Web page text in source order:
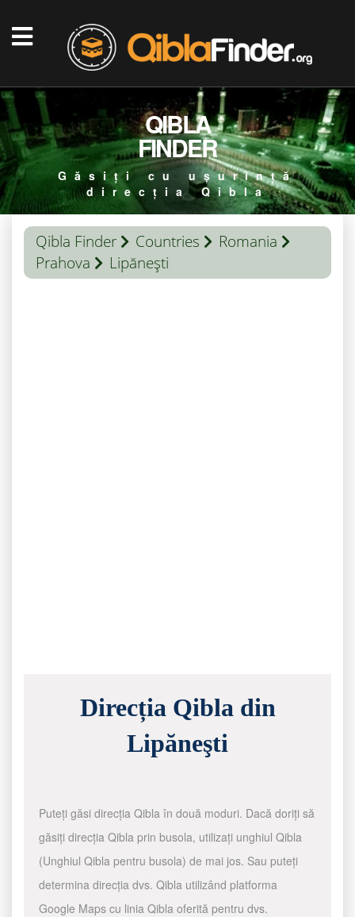
QIBLA
FINDER
Găsiți cu ușurință
direcția Qibla
Qibla Finder Countries
Romania
Prahova
Lipăneşti
Direcția Qibla din
Lipăneşti
Puteți găsi direcția Qibla în două moduri. Dacă doriți să
găsiți direcția Qibla prin busola, utilizați unghiul Qibla
(Unghiul Qibla pentru busola) de mai jos. Sau puteți
determina direcția dvs. Qibla utilizând platforma
Google Maps cu linia Qibla oferită pentru dvs.